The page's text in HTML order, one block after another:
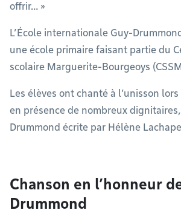
offrir… »
L’École internationale Guy-
une école primaire faisant partie du
scolaire Marguerite-Bourgeoys
Les élèves ont chanté à l’unisson
en présence de nombreux
Drummond écrite par Hélène
Chanson en l’honneur
Drummond